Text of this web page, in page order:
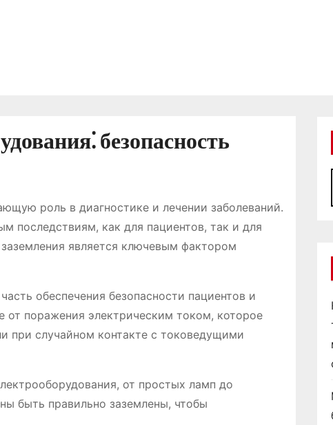
безопасность
роль в диагностике и лечении заболеваний.
последствиям, как для пациентов, так и для
является ключевым фактором
обеспечения безопасности пациентов и
от поражения электрическим током, которое
при случайном контакте с токоведущими
от простых ламп до
быть правильно заземлены, чтобы